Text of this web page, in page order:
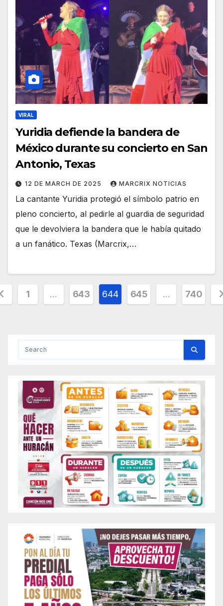
VIRAL
Yuridia defiende la bandera de
México durante su concierto en San
Antonio, Texas
12 DE MARCH DE 2025 MARCRIX NOTICIAS
La cantante Yuridia protegió el símbolo patrio en
pleno concierto, al pedirle al guardia de seguridad
que le devolviera la bandera que le había quitado
a un fanático. Texas (Marcrix,…
1 … 643 644 645 … 740